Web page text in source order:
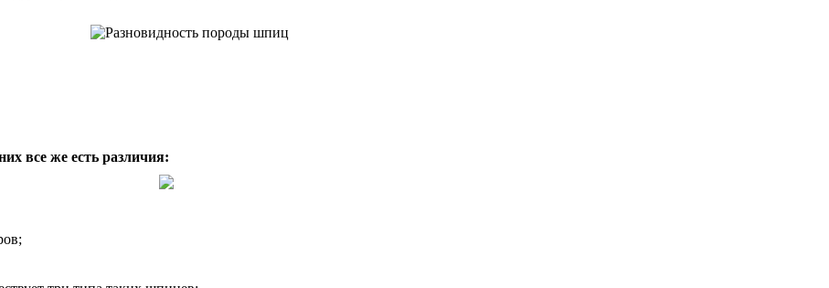
все же есть различия: